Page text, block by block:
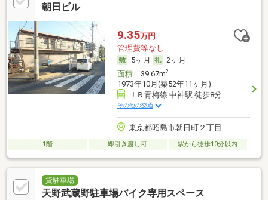
朝日ビル
9.35万円
管理費等なし
5ヶ月
2ヶ月
面積39.67m2
1973年10月(築52年11ヶ月)
ＪＲ青梅線 中神駅 徒歩8分
その他の交通
東京都昭島市朝日町２丁目
1階 即引き渡し可 駅から徒歩10分以内
貸駐車場
天野武蔵野駐車場バイク専用スペース